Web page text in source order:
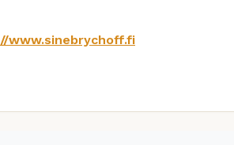
www.sinebrychoff.fi